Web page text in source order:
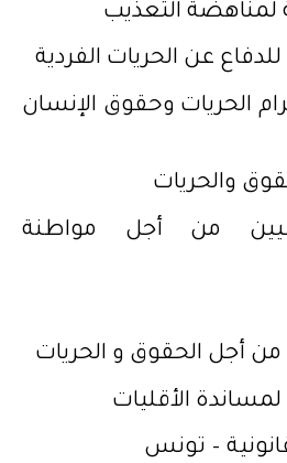
لمناهضة التعذيب
عن الحريات الفردية
الحريات وحقوق الإنسان
والحريات
من أجل مواطنة
من أجل الحقوق و الحريات
الأقليات
– تونس